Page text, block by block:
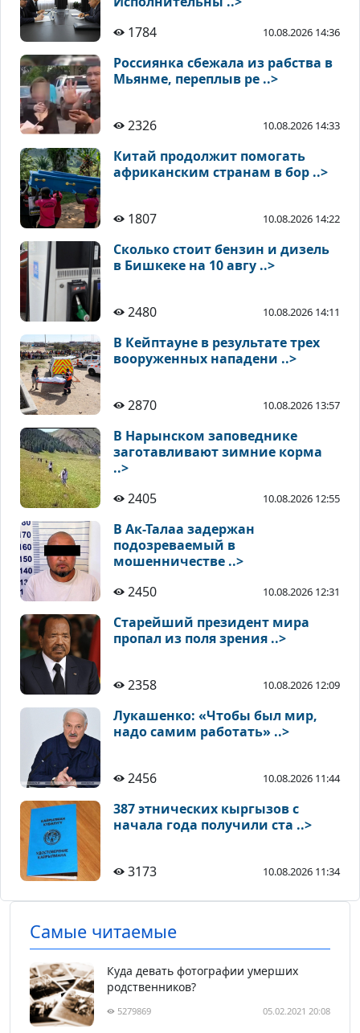
1784
10.08.2026 14:36
Россиянка сбежала из рабства в
Мьянме, переплыв ре ..>
2326 10.08.2026 14:33
Китай продолжит помогать
африканским странам в бор ..>
1807 10.08.2026 14:22
Сколько стоит бензин и дизель
в Бишкеке на 10 авгу ..>
2480 10.08.2026 14:11
В Кейптауне в результате трех
вооруженных нападени ..>
2870 10.08.2026 13:57
В Нарынском заповеднике
заготавливают зимние корма
..>
2405
10.08.2026 12:55
В Ак-Талаа задержан
подозреваемый в
мошенничестве ..>
2450
10.08.2026 12:31
Старейший президент мира
пропал из поля зрения ..>
2358 10.08.2026 12:09
Лукашенко: «Чтобы был мир,
надо самим работать» ..>
2456 10.08.2026 11:44
387 этнических кыргызов с
начала года получили ста ..>
3173 10.08.2026 11:34
Самые читаемые
Куда девать фотографии умерших
родственников?
5279869 05.02.2021 20:08